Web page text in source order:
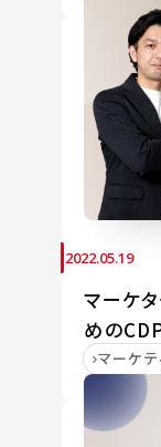
2022.05.19
マーケ
めの
マーケ